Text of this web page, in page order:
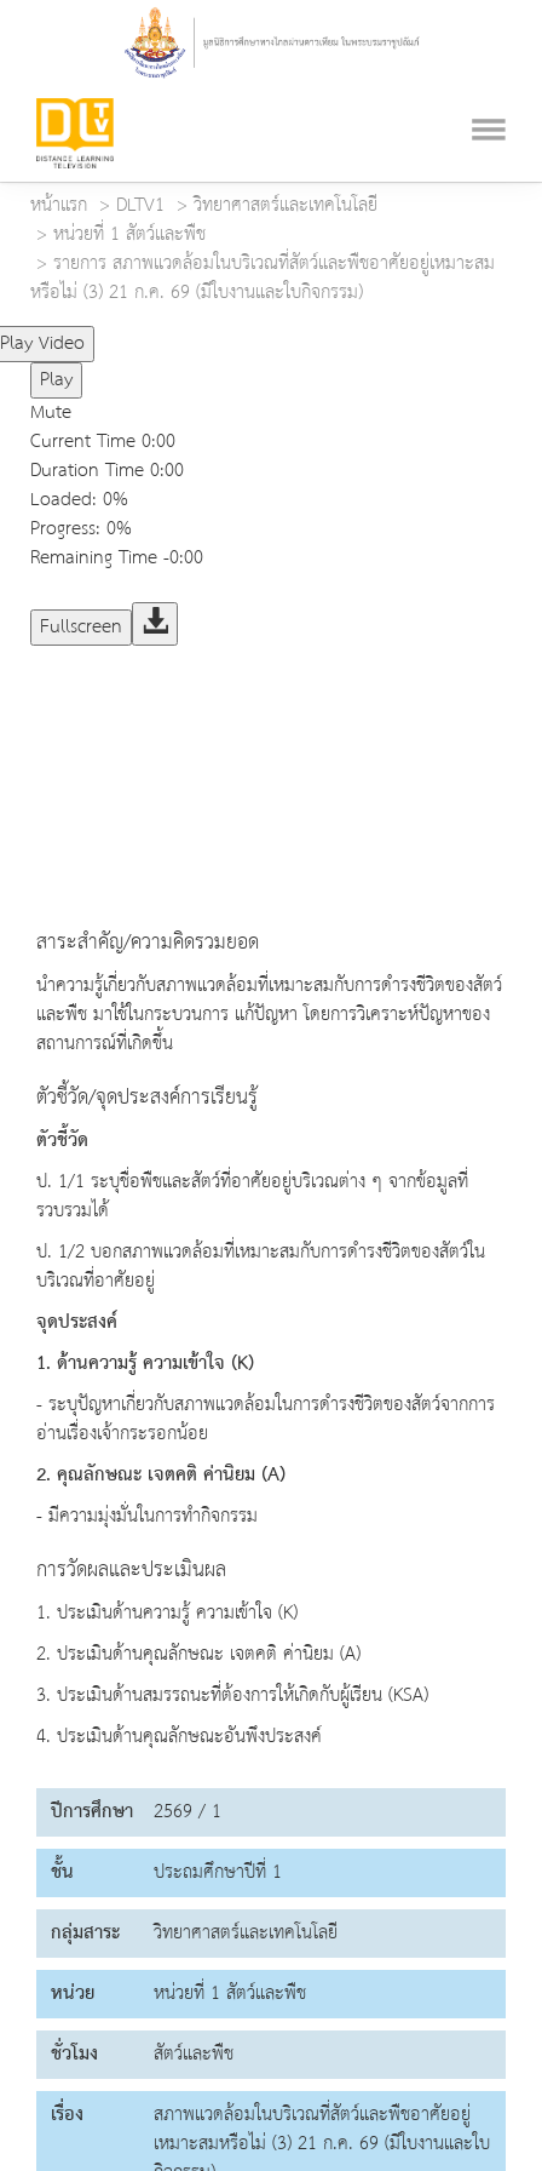
หน้าแรก DLTV1
วิทยาศาสตร์และเทคโนโลยี
หน่วยที่ 1 สัตว์และพืช
รายการ สภาพแวดล้อมในบริเวณที่สัตว์และพืชอาศัยอยู่เหมาะสม
หรือไม่ (3) 21 ก.ค. 69 (มีใบงานและใบกิจกรรม)
Play Video
Play
Mute
Current Time0:00
Duration Time0:00
Loaded: 0%
Progress: 0%
Remaining Time-0:00
Fullscreen
สาระสำคัญ/ความคิดรวมยอด
นำความรู้เกี่ยวกับสภาพแวดล้อมที่เหมาะสมกับการดำรงชีวิตของสัตว์
และพืช มาใช้ในกระบวนการ แก้ปัญหา โดยการวิเคราะห์ปัญหาของ
สถานการณ์ที่เกิดขึ้น
ตัวชี้วัด/จุดประสงค์การเรียนรู้
ตัวชี้วัด
ป. 1/1 ระบุชื่อพืชและสัตว์ที่อาศัยอยู่บริเวณต่าง ๆ จากข้อมูลที่
รวบรวมได้
ป. 1/2 บอกสภาพแวดล้อมที่เหมาะสมกับการดำรงชีวิตของสัตว์ใน
บริเวณที่อาศัยอยู่
จุดประสงค์
1. ด้านความรู้ ความเข้าใจ (K)
- ระบุปัญหาเกี่ยวกับสภาพแวดล้อมในการดำรงชีวิตของสัตว์จากการ
อ่านเรื่องเจ้ากระรอกน้อย
2. คุณลักษณะ เจตคติ ค่านิยม (A)
- มีความมุ่งมั่นในการทำกิจกรรม
การวัดผลและประเมินผล
1. ประเมินด้านความรู้ ความเข้าใจ (K)
2. ประเมินด้านคุณลักษณะ เจตคติ ค่านิยม (A)
3. ประเมินด้านสมรรถนะที่ต้องการให้เกิดกับผู้เรียน (KSA)
4. ประเมินด้านคุณลักษณะอันพึงประสงค์
ปีการศึกษา 2569 / 1
ชั้น
ประถมศึกษาปีที่ 1
กลุ่มสาระ
วิทยาศาสตร์และเทคโนโลยี
หน่วย
หน่วยที่ 1 สัตว์และพืช
ชั่วโมง
สัตว์และพืช
เรื่อง
สภาพแวดล้อมในบริเวณที่สัตว์และพืชอาศัยอยู่
เหมาะสมหรือไม่ (3) 21 ก.ค. 69 (มีใบงานและใบ